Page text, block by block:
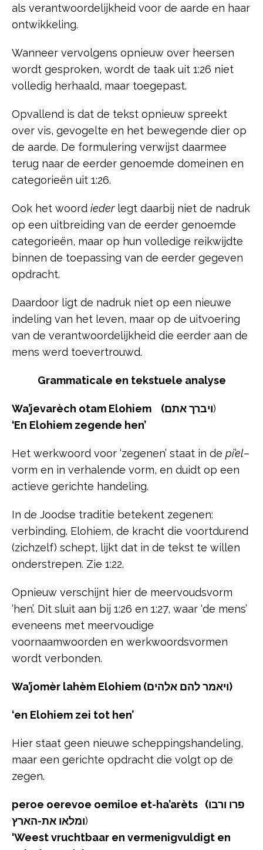
als verantwoordelijkheid voor de aarde en haar
ontwikkeling.
Wanneer vervolgens opnieuw over heersen
wordt gesproken, wordt de taak uit 1:26 niet
volledig herhaald, maar toegepast.
Opvallend is dat de tekst opnieuw spreekt
over vis, gevogelte en het bewegende dier op
de aarde. De formulering verwijst daarmee
terug naar de eerder genoemde domeinen en
categorieën uit 1:26.
Ook het woord iederlegt daarbij niet de nadruk
op een uitbreiding van de eerder genoemde
categorieën, maar op hun volledige reikwijdte
binnen de toepassing van de eerder gegeven
opdracht.
Daardoor ligt de nadruk niet op een nieuwe
indeling van het leven, maar op de uitvoering
van de verantwoordelijkheid die eerder aan de
mens werd toevertrouwd.
Grammaticale en tekstuele analyse
Wa’jevarèch otam Elohiem (ויברך אתם)
‘En Elohiem zegende hen’
Het werkwoord voor ‘zegenen’ staat in de pi’el–
vorm en in verhalende vorm, en duidt op een
actieve gerichte handeling.
In de Joodse traditie betekent zegenen:
verbinding. Elohiem, de kracht die voortdurend
(zichzelf) schept, lijkt dat in de tekst te willen
onderstrepen. Zie 1:22.
Opnieuw verschijnt hier de meervoudsvorm
‘hen’. Dit sluit aan bij 1:26 en 1:27, waar ‘de mens’
eveneens met meervoudige
voornaamwoorden en werkwoordsvormen
wordt verbonden.
Wa’jomèr lahèm Elohiem (ויאמר להם אלהים)
‘en Elohiem zei tot hen’
Hier staat geen nieuwe scheppingshandeling,
maar een gerichte opdracht die volgt op de
zegen.
peroe oerevoe oemiloe et-ha’arèts (פרו ורבו
ומלאו את-הארץ)
‘Weest vruchtbaar en vermenigvuldigt en